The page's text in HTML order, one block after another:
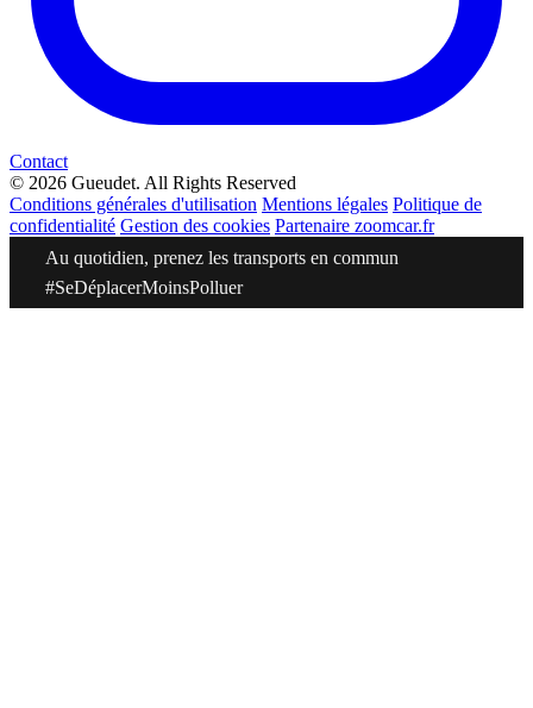
Contact
© 2026 Gueudet. All Rights Reserved
Conditions générales d'utilisation Mentions légales Politique de
confidentialité Gestion des cookies Partenaire zoomcar.fr
Au quotidien, prenez les transports en commun
#SeDéplacerMoinsPolluer